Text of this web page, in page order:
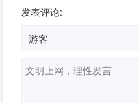
发表评论: